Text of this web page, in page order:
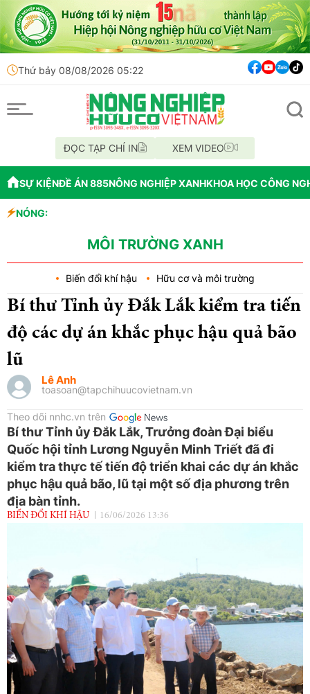
Thứ bảy 08/08/2026 05:22
ĐỌC TẠP CHÍ IN XEM VIDEO
SỰ KIỆNĐỀ ÁN 885NÔNG NGHIỆP XANHKHOA HỌC CÔNG
NÓNG:
MÔI TRƯỜNG XANH
Biến đổi khí hậu Hữu cơ và môi trường
Bí thư Tỉnh ủy Đắk Lắk kiểm tra tiến
độ các dự án khắc phục hậu quả bão
lũ
Lê Anh
toasoan@tapchihuucovietnam.vn
Theo dõi nnhc.vn trên
Bí thư Tỉnh ủy Đắk Lắk, Trưởng đoàn Đại biểu
Quốc hội tỉnh Lương Nguyễn Minh Triết đã đi
kiểm tra thực tế tiến độ triển khai các dự án khắc
phục hậu quả bão, lũ tại một số địa phương trên
địa bàn tỉnh.
BIẾN ĐỔI KHÍ HẬU 16/06/2026 13:36